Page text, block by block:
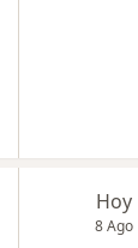
Hoy
8 Ago